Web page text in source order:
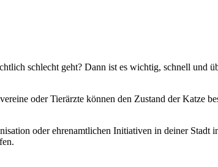
schlecht geht? Dann ist es wichtig, schnell und
oder Tierärzte können den Zustand der Katze
oder ehrenamtlichen Initiativen in deiner Stadt